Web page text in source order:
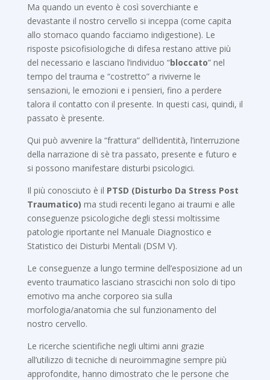
Ma quando un evento è così soverchiante e
devastante il nostro cervello si inceppa (come capita
allo stomaco quando facciamo indigestione). Le
risposte psicofisiologiche di difesa restano attive più
del necessario e lasciano l’individuo “bloccato” nel
tempo del trauma e “costretto” a riviverne le
sensazioni, le emozioni e i pensieri, fino a perdere
talora il contatto con il presente. In questi casi, quindi, il
passato è presente.
Qui può avvenire la “frattura” dell’identità, l’interruzione
della narrazione di sè tra passato, presente e futuro e
si possono manifestare disturbi psicologici.
Il più conosciuto è il PTSD (Disturbo Da Stress Post
Traumatico) ma studi recenti legano ai traumi e alle
conseguenze psicologiche degli stessi moltissime
patologie riportante nel Manuale Diagnostico e
Statistico dei Disturbi Mentali (DSM V).
Le conseguenze a lungo termine dell’esposizione ad un
evento traumatico lasciano strascichi non solo di tipo
emotivo ma anche corporeo sia sulla
morfologia/anatomia che sul funzionamento del
nostro cervello.
Le ricerche scientifiche negli ultimi anni grazie
all’utilizzo di tecniche di neuroimmagine sempre più
approfondite, hanno dimostrato che le persone che